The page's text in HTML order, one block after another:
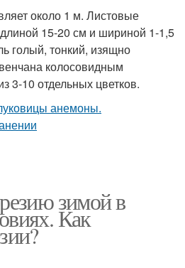
около 1 м. Листовые
15-20 см и шириной 1-1,5
голый, тонкий, изящно
колосовидным
3-10 отдельных цветков.
зимой в
Как